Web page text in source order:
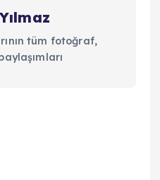
tüm fotoğraf,